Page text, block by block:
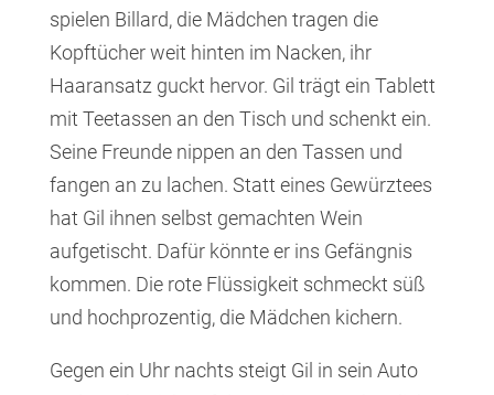
spielen Billard, die Mädchen tragen die
Kopftücher weit hinten im Nacken, ihr
Haaransatz guckt hervor. Gil trägt ein Tablett
mit Teetassen an den Tisch und schenkt ein.
Seine Freunde nippen an den Tassen und
fangen an zu lachen. Statt eines Gewürztees
hat Gil ihnen selbst gemachten Wein
aufgetischt. Dafür könnte er ins Gefängnis
kommen. Die rote Flüssigkeit schmeckt süß
und hochprozentig, die Mädchen kichern.
Gegen ein Uhr nachts steigt Gil in sein Auto